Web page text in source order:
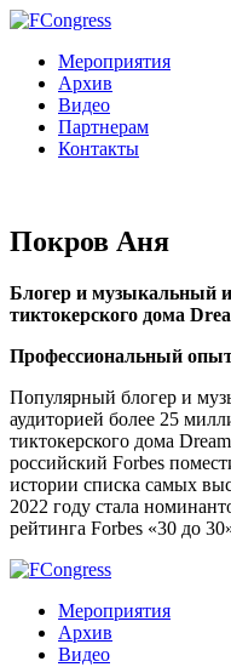
Мероприятия
Архив
Видео
Партнерам
Контакты
Покров Аня
Блогер и музыкальный
тиктокерского дома
Профессиональный
Популярный блогер и
аудиторией более 25
тиктокерского дома
российский Forbes
истории списка самых
2022 году стала
рейтинга Forbes «30 до
Мероприятия
Архив
Видео